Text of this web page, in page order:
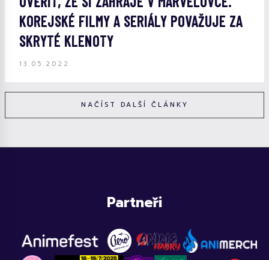
KOREJSKÉ FILMY A SERIÁLY POVAŽUJE ZA
SKRYTÉ KLENOTY
13.05.2022
NAČÍST DALŠÍ ČLÁNKY
Partneři